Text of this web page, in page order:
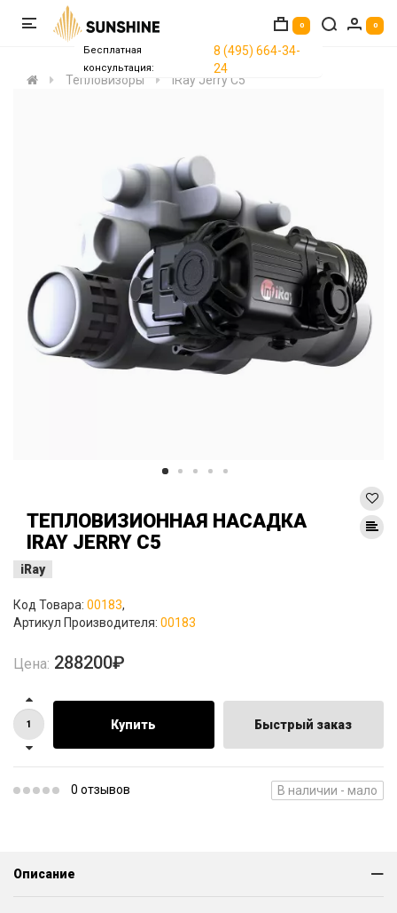
0 0
Бесплатная
консультация:
8 (495) 664-34-
24
Тепловизоры
iRay Jerry C5
ТЕПЛОВИЗИОННАЯ НАСАДКА
IRAY JERRY C5
iRay
Код Товара: 00183,
Артикул Производителя: 00183
Цена: 288200₽
Купить Быстрый заказ
0 отзывов В наличии - мало
Описание